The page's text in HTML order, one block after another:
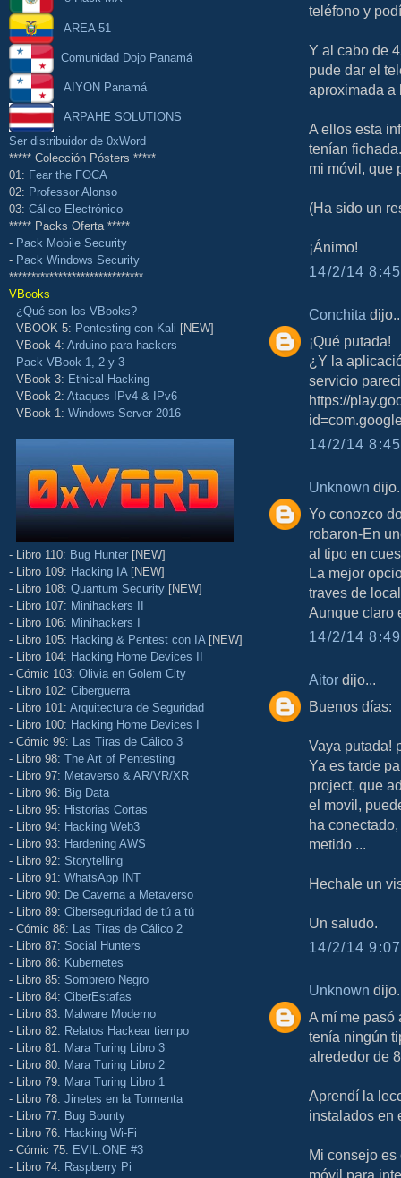
AREA 51
Comunidad Dojo Panamá
AIYON Panamá
ARPAHE SOLUTIONS
Ser distribuidor de 0xWord
***** Colección Pósters *****
01: Fear the FOCA
02: Professor Alonso
03: Cálico Electrónico
***** Packs Oferta *****
- Pack Mobile Security
- Pack Windows Security
******************************
VBooks
- ¿Qué son los VBooks?
- VBOOK 5: Pentesting con Kali [NEW]
- VBook 4: Arduino para hackers
- Pack VBook 1, 2 y 3
- VBook 3: Ethical Hacking
- VBook 2: Ataques IPv4 & IPv6
- VBook 1: Windows Server 2016
- Libro 110: Bug Hunter [NEW]
- Libro 109: Hacking IA [NEW]
- Libro 108: Quantum Security [NEW]
- Libro 107: Minihackers II
- Libro 106: Minihackers I
- Libro 105: Hacking & Pentest con IA [NEW]
- Libro 104: Hacking Home Devices II
- Cómic 103: Olivia en Golem City
- Libro 102: Ciberguerra
- Libro 101: Arquitectura de Seguridad
- Libro 100: Hacking Home Devices I
- Cómic 99: Las Tiras de Cálico 3
- Libro 98: The Art of Pentesting
- Libro 97: Metaverso & AR/VR/XR
- Libro 96: Big Data
- Libro 95: Historias Cortas
- Libro 94: Hacking Web3
- Libro 93: Hardening AWS
- Libro 92: Storytelling
- Libro 91: WhatsApp INT
- Libro 90: De Caverna a Metaverso
- Libro 89: Ciberseguridad de tú a tú
- Cómic 88: Las Tiras de Cálico 2
- Libro 87: Social Hunters
- Libro 86: Kubernetes
- Libro 85: Sombrero Negro
- Libro 84: CiberEstafas
- Libro 83: Malware Moderno
- Libro 82: Relatos Hackear tiempo
- Libro 81: Mara Turing Libro 3
- Libro 80: Mara Turing Libro 2
- Libro 79: Mara Turing Libro 1
- Libro 78: Jinetes en la Tormenta
- Libro 77: Bug Bounty
- Libro 76: Hacking Wi-Fi
- Cómic 75: EVIL:ONE #3
- Libro 74: Raspberry Pi
teléfono y
Y al cabo de
pude dar el
aproximada a
A ellos esta
tenían
mi móvil, que
(Ha sido un
¡Ánimo!
14/2/14
Conchita
¡Qué putada!
¿Y la
servicio
https://
14/2/14
Unknown
Yo conozco
robaron-En
al tipo en
La mejor
traves de
Aunque claro
14/2/14
Aitor dijo...
Buenos días:
Vaya putada!
Ya es tarde
project, que
el movil,
ha
metido ...
Hechale un
Un saludo.
14/2/14
Unknown
A mí me pasó
tenía ningún
alrededor de
Aprendí la
instalados en
Mi consejo es
móvil para